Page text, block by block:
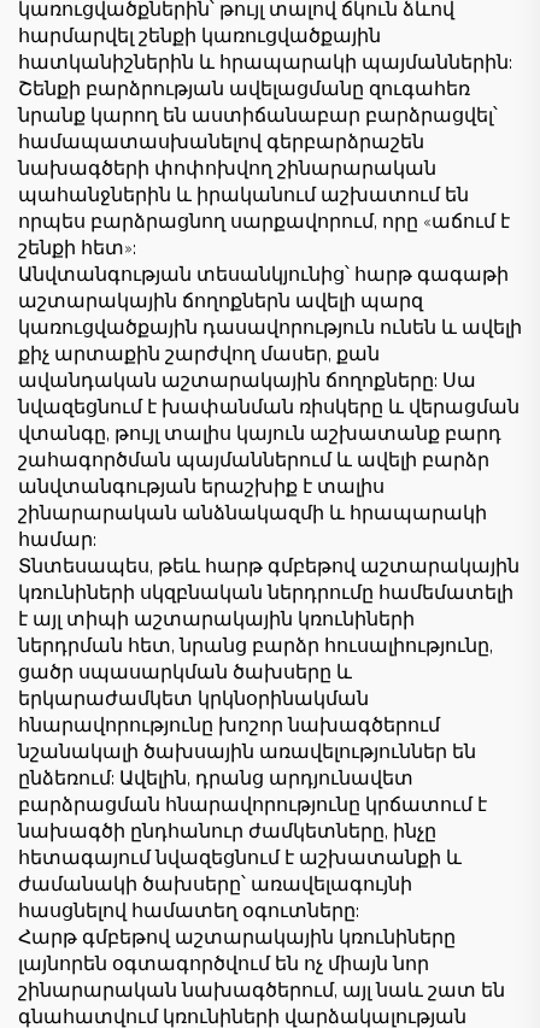
կառուցվածքներին՝ թույլ տալով ճկուն ձևով
հարմարվել շենքի կառուցվածքային
հատկանիշներին և հրապարակի պայմաններին:
Շենքի բարձրության ավելացմանը զուգահեռ
նրանք կարող են աստիճանաբար բարձրացվել՝
համապատասխանելով գերբարձրաշեն
նախագծերի փոփոխվող շինարարական
պահանջներին և իրականում աշխատում են
որպես բարձրացնող սարքավորում, որը «աճում է
շենքի հետ»:
Անվտանգության տեսանկյունից՝ հարթ գագաթի
աշտարակային ճողոքներն ավելի պարզ
կառուցվածքային դասավորություն ունեն և ավելի
քիչ արտաքին շարժվող մասեր, քան
ավանդական աշտարակային ճողոքները: Սա
նվազեցնում է խափանման ռիսկերը և վերացման
վտանգը, թույլ տալիս կայուն աշխատանք բարդ
շահագործման պայմաններում և ավելի բարձր
անվտանգության երաշխիք է տալիս
շինարարական անձնակազմի և հրապարակի
համար:
Տնտեսապես, թեև հարթ գմբեթով աշտարակային
կռունիների սկզբնական ներդրումը համեմատելի
է այլ տիպի աշտարակային կռունիների
ներդրման հետ, նրանց բարձր հուսալիությունը,
ցածր սպասարկման ծախսերը և
երկարաժամկետ կրկնօրինակման
հնարավորությունը խոշոր նախագծերում
նշանակալի ծախսային առավելություններ են
ընձեռում: Ավելին, դրանց արդյունավետ
բարձրացման հնարավորությունը կրճատում է
նախագծի ընդհանուր ժամկետները, ինչը
հետագայում նվազեցնում է աշխատանքի և
ժամանակի ծախսերը՝ առավելագույնի
հասցնելով համատեղ օգուտները:
Հարթ գմբեթով աշտարակային կռունիները
լայնորեն օգտագործվում են ոչ միայն նոր
շինարարական նախագծերում, այլ նաև շատ են
գնահատվում կռունիների վարձակալության